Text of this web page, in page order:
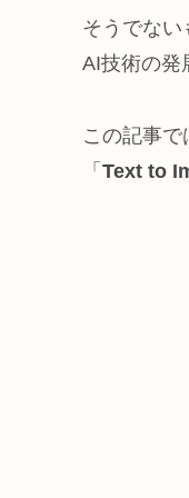
そうでな
AI技術の発
この記事
「 Text to